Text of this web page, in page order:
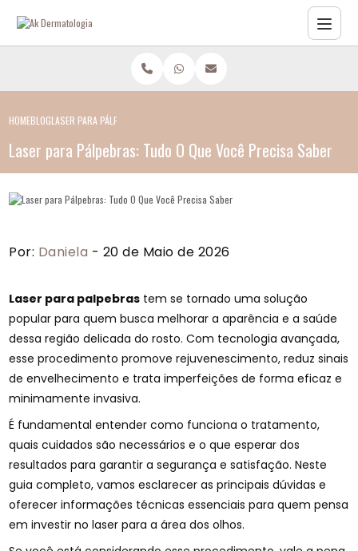
HOMEBLOGLASER PARA PÁLPEBRAS: TUDO O QUE VOCÊ PRECISA SABER
Laser para Pálpebras: Tudo O Que Você Precisa Saber
Por: Daniela - 20 de Maio de 2026
Laser para palpebras tem se tornado uma solução
popular para quem busca melhorar a aparência e a saúde
dessa região delicada do rosto. Com tecnologia avançada,
esse procedimento promove rejuvenescimento, reduz sinais
de envelhecimento e trata imperfeições de forma eficaz e
minimamente invasiva.
É fundamental entender como funciona o tratamento,
quais cuidados são necessários e o que esperar dos
resultados para garantir a segurança e satisfação. Neste
guia completo, vamos esclarecer as principais dúvidas e
oferecer informações técnicas essenciais para quem pensa
em investir no laser para a área dos olhos.